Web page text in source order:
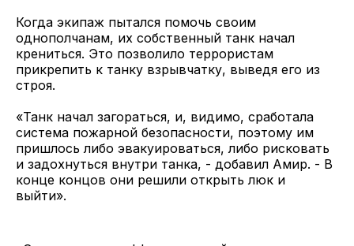
Когда экипаж пытался помочь своим
однополчанам, их собственный танк начал
крениться. Это позволило террористам
прикрепить к танку взрывчатку, выведя его из
строя.
«Танк начал загораться, и, видимо, сработала
система пожарной безопасности, поэтому им
пришлось либо эвакуироваться, либо рисковать
и задохнуться внутри танка, - добавил Амир. - В
конце концов они решили открыть люк и
выйти».